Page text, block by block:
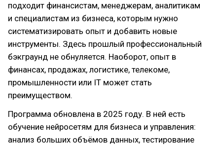
подходит финансистам, менеджерам, аналитикам
и специалистам из бизнеса, которым нужно
систематизировать опыт и добавить новые
инструменты. Здесь прошлый профессиональный
бэкграунд не обнуляется. Наоборот, опыт в
финансах, продажах, логистике, телекоме,
промышленности или IT может стать
преимуществом.
Программа обновлена в 2025 году. В ней есть
обучение нейросетям для бизнеса и управления:
анализ больших объёмов данных, тестирование